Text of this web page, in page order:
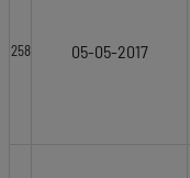
258 05-05-2017